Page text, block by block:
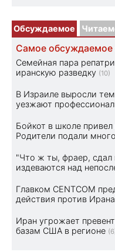
Обсуждаемое
Самое обсуждаемое
Семейная пара
иранскую разведку (10)
В Израиле выросли
уезжают
Бойкот в школе
Родители подали
"Что ж ты, фраер, сдал
издеваются над
Главком CENTCOM
действия против Ирана
Иран угрожает
базам США в регионе